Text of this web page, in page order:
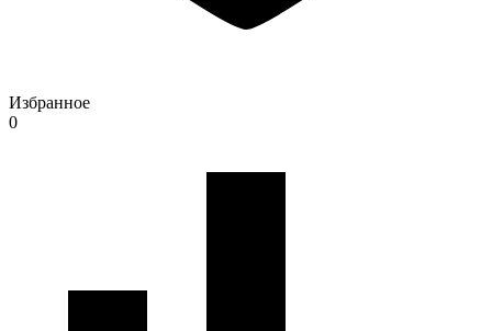
Избранное
0